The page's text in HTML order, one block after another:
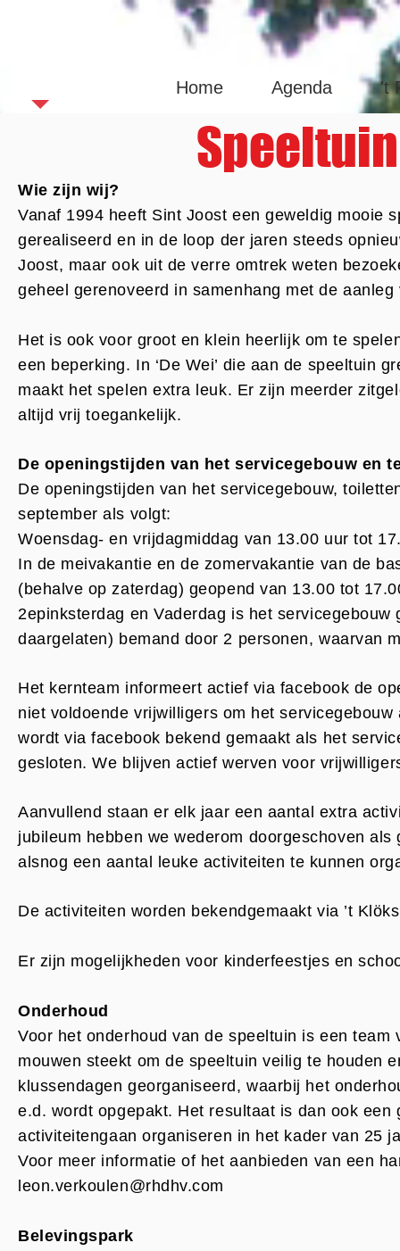
Home Agenda 't
Wie zijn wij?
Vanaf 1994 heeft Sint Joost een geweldig mooie
gerealiseerd en in de loop der jaren steeds
Joost, maar ook uit de verre omtrek weten
geheel gerenoveerd in samenhang met de
Het is ook voor groot en klein heerlijk om te
een beperking. In ‘De Wei’ die aan de speeltuin
maakt het spelen extra leuk. Er zijn meerder
altijd vrij toegankelijk.
De openingstijden van het servicegebouw en
De openingstijden van het servicegebouw,
september als volgt:
Woensdag- en vrijdagmiddag van 13.00 uur tot
In de meivakantie en de zomervakantie van de
(behalve op zaterdag) geopend van 13.00 tot
2epinksterdag en Vaderdag is het
daargelaten) bemand door 2 personen, waarvan
Het kernteam informeert actief via facebook de
niet voldoende vrijwilligers om het
wordt via facebook bekend gemaakt als het
gesloten. We blijven actief werven voor
Aanvullend staan er elk jaar een aantal extra
jubileum hebben we wederom doorgeschoven
alsnog een aantal leuke activiteiten te kunnen
De activiteiten worden bekendgemaakt via ’t
Er zijn mogelijkheden voor kinderfeestjes en
Onderhoud
Voor het onderhoud van de speeltuin is een
mouwen steekt om de speeltuin veilig te houden
klussendagen georganiseerd, waarbij het
e.d. wordt opgepakt. Het resultaat is dan ook
activiteitengaan organiseren in het kader van 25
Voor meer informatie of het aanbieden van een
leon.verkoulen@rhdhv.com
Belevingspark